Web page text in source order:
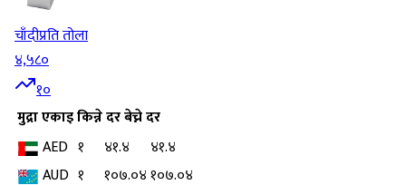
चाँदीप्रति तोला
४,५८०
१०
मुद्राएकाइकिन्ने दरबेच्ने दर
AED १ ४१.४
४१.४
AUD १ १०७.०४१०७.०४